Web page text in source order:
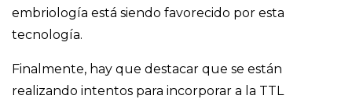
embriología está siendo favorecido por esta
tecnología.
Finalmente, hay que destacar que se están
realizando intentos para incorporar a la TTL